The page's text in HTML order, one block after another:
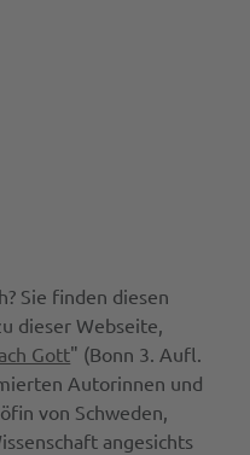
Sie finden diesen
dieser Webseite,
Gott" (Bonn 3. Aufl.
Autorinnen und
von Schweden,
angesichts